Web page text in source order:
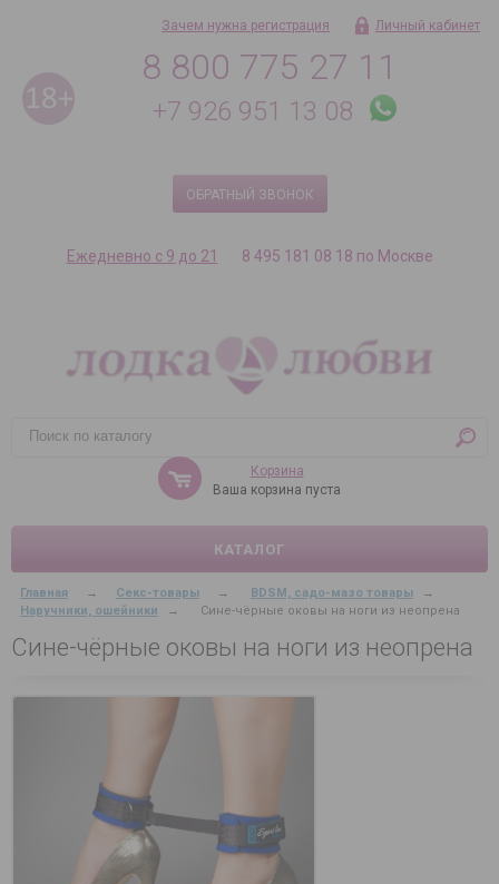
8 800 775 27 11
+7 926 951 13 08
ОБРАТНЫЙ ЗВОНОК
Зачем нужна регистрация Личный кабинет
Ежедневно с 9 до 21 8 495 181 08 18 по Москве
Корзина
Ваша корзина пуста
КАТАЛОГ
Главная → Секс-товары → BDSM, садо-мазо товары
→
Наручники, ошейники
→ Сине-чёрные оковы на ноги из неопрена
Сине-чёрные оковы на ноги из неопрена